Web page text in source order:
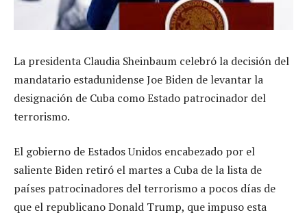
La presidenta Claudia Sheinbaum celebró la decisión del
mandatario estadunidense Joe Biden de levantar la
designación de Cuba como Estado patrocinador del
terrorismo.
El gobierno de Estados Unidos encabezado por el
saliente Biden retiró el martes a Cuba de la lista de
países patrocinadores del terrorismo a pocos días de
que el republicano Donald Trump, que impuso esta